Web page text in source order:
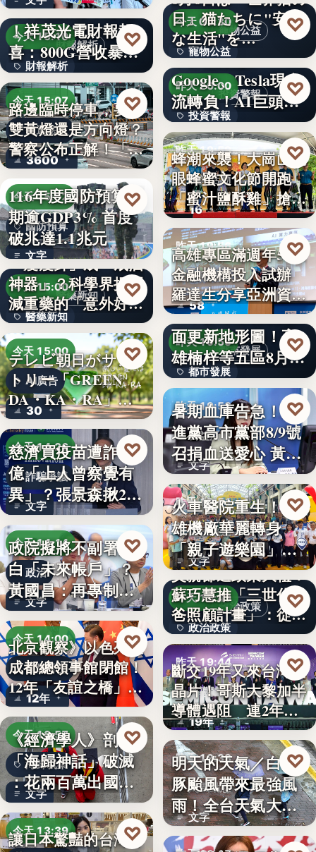
再大罵：…
財報解析
今天 15:10
財報解析
文字
AI光通訊需求爆發
！祥茂光電財報報
喜：800G營收暴增
逾…
♡
今天 15:07
交通法規
3600
路邊臨時停車，要打
雙黃燈還是方向燈？
警察公布正解！「違
規…
♡
今天 15:02
國防預算
文字
116年度國防預算預
期逾GDP3% 首度
破兆達1.1兆元
♡
醫藥新知
今天 15:00
醫藥新知
24
「瘦瘦針」成「戒酒
神器」？科學界揭開
減重藥的「意外好
處」…
♡
今天 15:00
AI廣告
30
テレビ朝日がサン
トリー「GREEN
DA・KA・RA」
と…
♡
今天 14:26
詐騙爭議
文字
慈濟買疫苗遭詐10
億「上人曾察覺有
異」？張景森揪2疑
點轟…
♡
今天 14:14
政治
文字
政院擬將不副署藍
白「未來帳戶」？
黃國昌：再專制也
不該拿孩…
♡
今天 14:00
國際外交
12年
北京觀察》以色列駐
成都總領事館閉館！
12年「友誼之橋」
為…
♡
今天 13:57
海歸就業
文字
《經濟學人》剖析
「海歸神話」破滅
：花兩百萬出國留
學，回國…
♡
今天 13:39
讓日本驚豔的台灣甘
♡
2
寵物公益
今天 03:30
寵物公益
8%
日」猫たちに"安全
な生活"を…
♡
投資警報
昨天 20:00
投資警報
文字
下班國際線》
Google、Tesla現金
流轉負！AI巨頭…
♡
昨天 19:59
農業活動
16
蜂潮來襲！大崗山龍
眼蜂蜜文化節開跑
「蜜汁鹽酥雞」搶先
爆…
♡
昨天 19:56
金融政策
58
高雄專區滿週年58家
金融機構投入試辦
羅達生分享亞洲資
產…
♡
都市發展
昨天 19:55
都市發展
文字
二十多年來首次全
面更新地形圖！高
雄楠梓等五區8月20
日上…
♡
昨天 19:53
公益活動
文字
暑期血庫告急！民
進黨高市黨部8/9號
召捐血送愛心 黃
捷、…
♡
昨天 19:51
親子旅遊
文字
火車醫院重生！高
雄機廠華麗轉身
「親子遊樂園」
開幕首日…
♡
政治政策
昨天 19:49
政治政策
50%
父親節送政策大禮！
蘇巧慧推「三世代爸
爸照顧計畫」：從準
爸…
♡
昨天 19:44
半導體
19年
斷交19年又來台灣找
晶片！哥斯大黎加半
導體遇阻 連2年
參…
♡
昨天 19:38
颱風動態
文字
明天的天氣／白海
豚颱風帶來最強風
雨！全台天氣大轉
變「豪雨…
♡